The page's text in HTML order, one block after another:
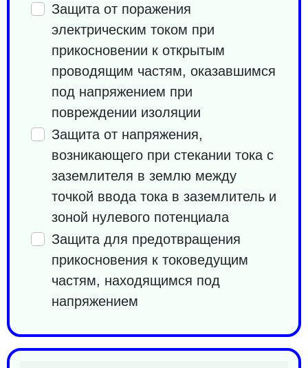
Защита от поражения
электрическим током при
прикосновении к открытым
проводящим частям, оказавшимся
под напряжением при
повреждении изоляции
Защита от напряжения,
возникающего при стекании тока с
заземлителя в землю между
точкой ввода тока в заземлитель и
зоной нулевого потенциала
Защита для предотвращения
прикосновения к токоведущим
частям, находящимся под
напряжением